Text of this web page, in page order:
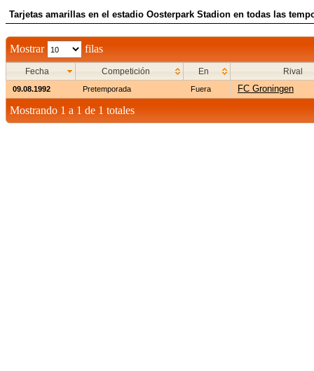
Tarjetas amarillas en el estadio Oosterpark Stadion en todas las
Mostrar filas
Fecha Competición En Rival
09.08.1992 Pretemporada Fuera FC Groningen
Mostrando 1 a 1 de 1 totales